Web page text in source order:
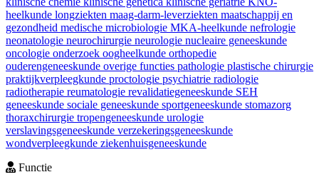
heelkunde longziekten maag-darm-leverziekten maatschappij en
gezondheid medische microbiologie MKA-heelkunde nefrologie
neonatologie neurochirurgie neurologie nucleaire geneeskunde
oncologie onderzoek oogheelkunde orthopedie
ouderengeneeskunde overige functies pathologie plastische chirurgie
praktijkverpleegkunde proctologie psychiatrie radiologie
radiotherapie reumatologie revalidatiegeneeskunde SEH
geneeskunde sociale geneeskunde sportgeneeskunde stomazorg
thoraxchirurgie tropengeneeskunde urologie
verslavingsgeneeskunde verzekeringsgeneeskunde
wondverpleegkunde ziekenhuisgeneeskunde
Functie